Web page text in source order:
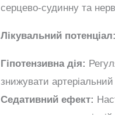
серцево-судинну та
Лікувальний потенціал:
Гіпотензивна дія:
знижувати артеріальний
Седативний ефект: